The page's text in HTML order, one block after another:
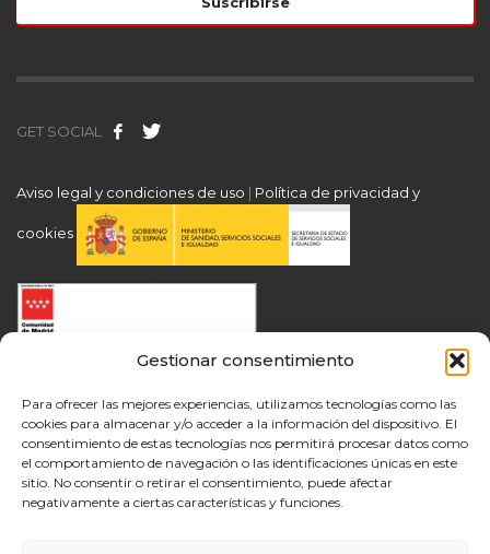
Gestionar consentimiento
Para ofrecer las mejores experiencias, utilizamos tecnologías como las
cookies para almacenar y/o acceder a la información del dispositivo. El
consentimiento de estas tecnologías nos permitirá procesar datos como
el comportamiento de navegación o las identificaciones únicas en este
sitio. No consentir o retirar el consentimiento, puede afectar
negativamente a ciertas características y funciones.
GET SOCIAL
Aviso legal y condiciones de uso | Política de privacidad y
cookies